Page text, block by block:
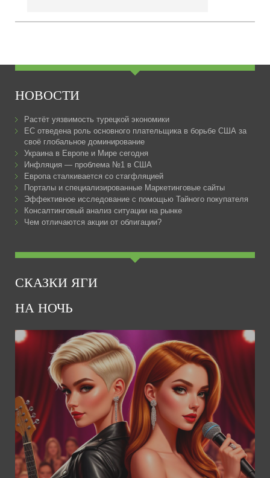
НОВОСТИ
Растёт уязвимость турецкой экономики
ЕС отведена роль основного плательщика в борьбе США за
своё глобальное доминирование
Украина в Европе и Мире сегодня
Инфляция — проблема №1 в США
Европа сталкивается со стагфляцией
Порталы и специализированные Маркетинговые сайты
Эффективное исследование с помощью Тайного покупателя
Консалтинговый анализ ситуации на рынке
Чем отличаются акции от облигации?
СКАЗКИ ЯГИ
НА НОЧЬ